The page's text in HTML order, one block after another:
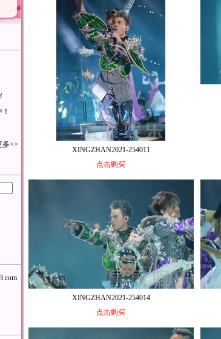
多>>
XINGZHAN2021-254011
点击购买
XINGZHAN2021-254014
点击购买